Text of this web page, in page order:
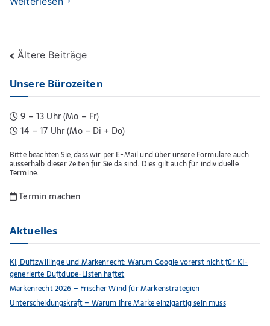
Beitragsnavigation
Ältere Beiträge
Unsere Bürozeiten
9 – 13 Uhr (Mo – Fr)
14 – 17 Uhr (Mo – Di + Do)
Bitte beachten Sie, dass wir per E-Mail und über unsere Formulare auch
ausserhalb dieser Zeiten für Sie da sind. Dies gilt auch für individuelle
Termine.
Termin machen
Aktuelles
KI, Duftzwillinge und Markenrecht: Warum Google vorerst nicht für KI-
generierte Duftdupe-Listen haftet
Markenrecht 2026 – Frischer Wind für Markenstrategien
Unterscheidungskraft – Warum Ihre Marke einzigartig sein muss